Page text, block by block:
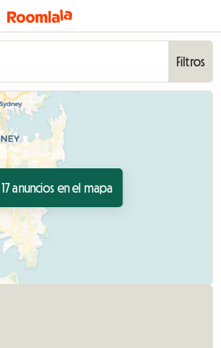
Filtros
anuncios en el mapa